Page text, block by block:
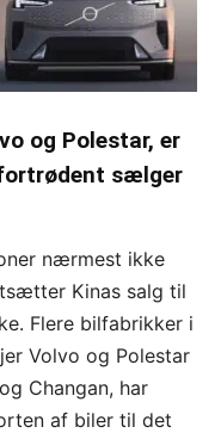
og Polestar, er
sælger
nærmest ikke
Kinas salg til
Flere bilfabrikker i
Volvo og Polestar
Changan, har
af biler til det